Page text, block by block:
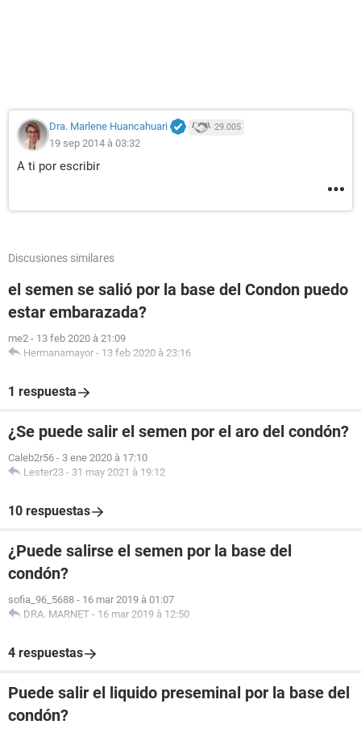
Dra. Marlene Huancahuari 29.005
19 sep 2014 à 03:32
A ti por escribir
Discusiones similares
el semen se salió por la base del Condon puedo
estar embarazada?
me2 - 13 feb 2020 à 21:09
Hermanamayor - 13 feb 2020 à 23:16
1 respuesta
¿Se puede salir el semen por el aro del condón?
Caleb2r56 - 3 ene 2020 à 17:10
Lester23 - 31 may 2021 à 19:12
10 respuestas
¿Puede salirse el semen por la base del
condón?
sofia_96_5688 - 16 mar 2019 à 01:07
DRA. MARNET - 16 mar 2019 à 12:50
4 respuestas
Puede salir el liquido preseminal por la base del
condón?